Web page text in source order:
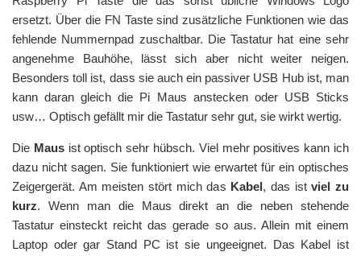
ersetzt. Über die FN Taste sind zusätzliche Funktionen wie das
fehlende Nummernpad zuschaltbar. Die Tastatur hat eine sehr
angenehme Bauhöhe, lässt sich aber nicht weiter neigen.
Besonders toll ist, dass sie auch ein passiver USB Hub ist, man
kann daran gleich die Pi Maus anstecken oder USB Sticks
usw… Optisch gefällt mir die Tastatur sehr gut, sie wirkt wertig.
Die Mausist optisch sehr hübsch. Viel mehr positives kann ich
dazu nicht sagen. Sie funktioniert wie erwartet für ein optisches
Zeigergerät. Am meisten stört mich das Kabel, das istviel zu
kurz. Wenn man die Maus direkt an die neben stehende
Tastatur einsteckt reicht das gerade so aus. Allein mit einem
Laptop oder gar Stand PC ist sie ungeeignet. Das Kabel ist